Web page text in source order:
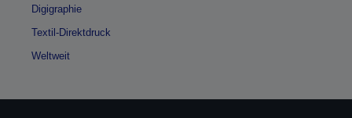
Digigraphie
Textil-Direktdruck
Weltweit